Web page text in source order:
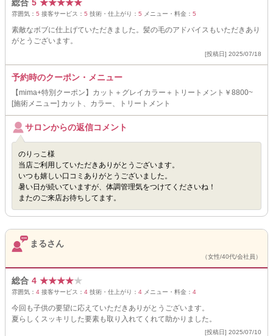
総合 5 ★★★★★
雰囲気： 5 接客サービス： 5 技術・仕上がり： 5 メニュー・料金： 5
素敵なボブに仕上げていただきました。髪の毛のアドバイスもいただきあり
がとうございます。
[投稿日] 2025/07/18
予約時のクーポン・メニュー
【mima+特別クーポン】カット＋グレイカラー＋トリートメント￥8800~
[施術メニュー] カット、カラー、トリートメント
サロンからの返信コメント
のりっこ様
当店ご利用していただきありがとうございます。
いつも嬉しい口コミありがとうございました。
暑い日が続いていますが、体調管理気をつけてくださいね！
またのご来店お待ちしてます。
まるさん
（女性/40代/会社員）
総合 4 ★★★★★
雰囲気： 4 接客サービス： 4 技術・仕上がり： 4 メニュー・料金： 4
今回も子供の要望に応えていただきありがとうございます。
夏らしくスッキリした要素も取り入れてくれて助かりました。
[投稿日] 2025/07/10